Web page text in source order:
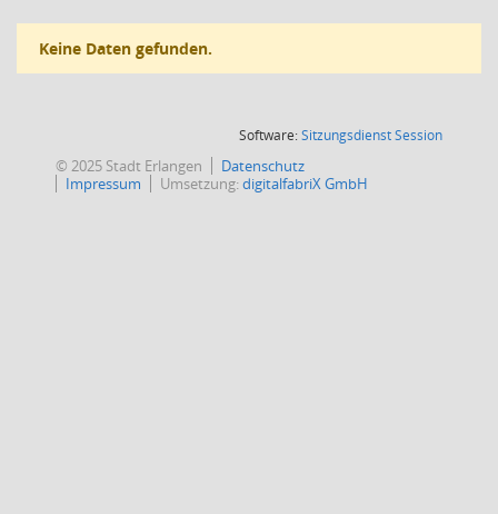
Keine Daten gefunden.
Software:SitzungsdienstSession(Wird in
© 2025 Stadt Erlangen
Datenschutz
Impressum
Umsetzung:digitalfabriX GmbH